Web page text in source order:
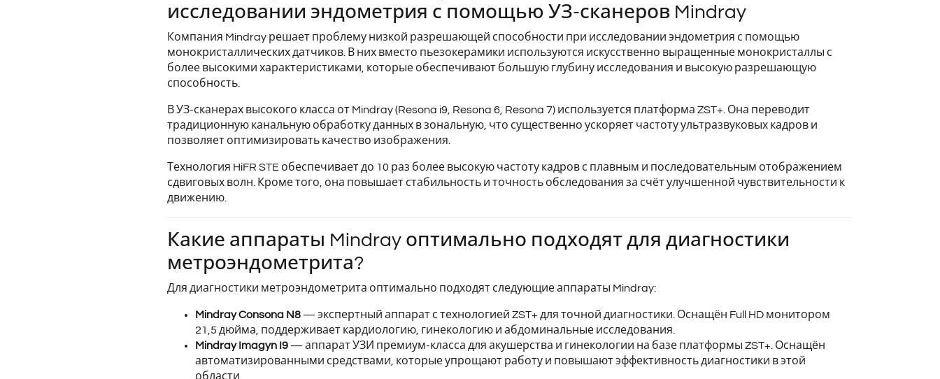
исследовании эндометрия с помощью УЗ-сканеров Mindray
Компания Mindray решает проблему низкой разрешающей способности при исследовании эндометрия с помощью
монокристаллических датчиков. В них вместо пьезокерамики используются искусственно выращенные монокристаллы с
более высокими характеристиками, которые обеспечивают большую глубину исследования и высокую разрешающую
способность.
В УЗ-сканерах высокого класса от Mindray (Resona i9, Resona 6, Resona 7) используется платформа ZST+. Она переводит
традиционную канальную обработку данных в зональную, что существенно ускоряет частоту ультразвуковых кадров и
позволяет оптимизировать качество изображения.
Технология HiFR STE обеспечивает до 10 раз более высокую частоту кадров с плавным и последовательным отображением
сдвиговых волн. Кроме того, она повышает стабильность и точность обследования за счёт улучшенной чувствительности к
движению.
Какие аппараты Mindray оптимально подходят для диагностики
метроэндометрита?
Для диагностики метроэндометрита оптимально подходят следующие аппараты Mindray:
Mindray Consona N8— экспертный аппарат с технологией ZST+ для точной диагностики. Оснащён Full HD монитором
21,5 дюйма, поддерживает кардиологию, гинекологию и абдоминальные исследования.
Mindray Imagyn I9— аппарат УЗИ премиум-класса для акушерства и гинекологии на базе платформы ZST+. Оснащён
автоматизированными средствами, которые упрощают работу и повышают эффективность диагностики в этой
области.